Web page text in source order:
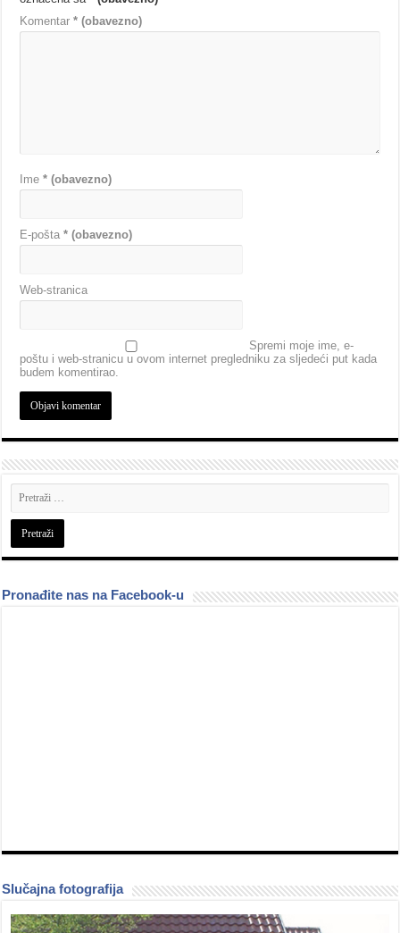
Komentar* (obavezno)
Ime* (obavezno)
E-pošta* (obavezno)
Web-stranica
Spremi moje ime, e-
poštu i web-stranicu u ovom internet pregledniku za sljedeći put kada
budem komentirao.
Pronađite nas na Facebook-u
Slučajna fotografija